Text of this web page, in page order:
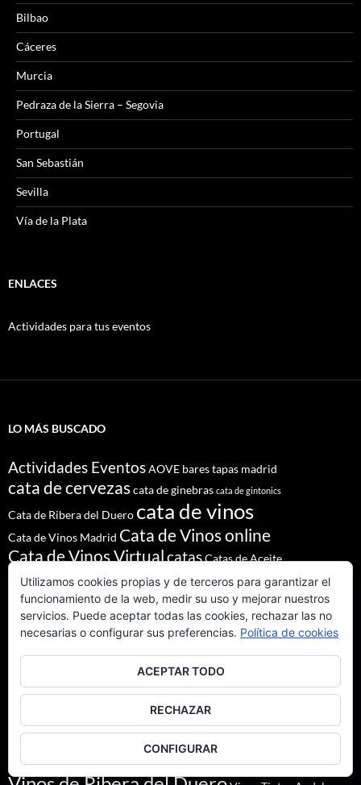
Bilbao
Cáceres
Murcia
Pedraza de la Sierra – Segovia
Portugal
San Sebastián
Sevilla
Vía de la Plata
ENLACES
Actividades para tus eventos
LO MÁS BUSCADO
Actividades EventosAOVE bares tapas madrid
cata de cervezascata de ginebras cata de gintonics
Cata de Ribera del Duero cata de vinos
Cata de Vinos Madrid Cata de Vinos online
Cata de Vinos VirtualcatasCatas de Aceite
catas de cervezacatas de ginebra
Catas de Vinocata vinos madrid
Cerveza Gruit cervezas Ale cervezas de abadia cervezas lager
crianza de ribera del duero
curso cata de vino
Denominación de Origen Ribera del Duero
eventos de autor eventos madridGodello
martue Nacho Terol
restaurantes alrededores madrid
restaurantes madrid saaz
Tapas Madridtapear en Madridteam building
Utilizamos cookies propias y de terceros para garantizar el
funcionamiento de la web, medir su uso y mejorar nuestros
servicios. Puede aceptar todas las cookies, rechazar las no
necesarias o configurar sus preferencias. Política de cookies
ACEPTAR TODO
RECHAZAR
CONFIGURAR